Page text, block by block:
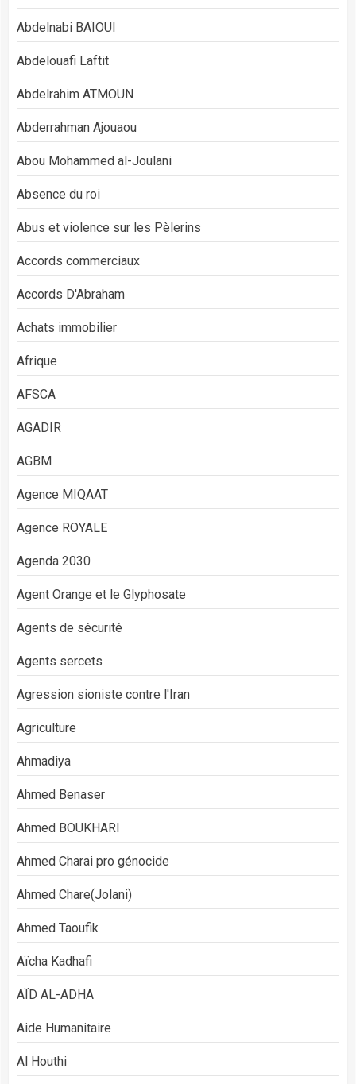
Abdelnabi BAÏOUI
Abdelouafi Laftit
Abdelrahim ATMOUN
Abderrahman Ajouaou
Abou Mohammed al-Joulani
Absence du roi
Abus et violence sur les Pèlerins
Accords commerciaux
Accords D'Abraham
Achats immobilier
Afrique
AFSCA
AGADIR
AGBM
Agence MIQAAT
Agence ROYALE
Agenda 2030
Agent Orange et le Glyphosate
Agents de sécurité
Agents sercets
Agression sioniste contre l'Iran
Agriculture
Ahmadiya
Ahmed Benaser
Ahmed BOUKHARI
Ahmed Charai pro génocide
Ahmed Chare(Jolani)
Ahmed Taoufik
Aïcha Kadhafi
AÏD AL-ADHA
Aide Humanitaire
Al Houthi